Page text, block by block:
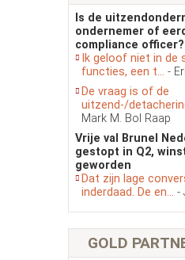
Is de
ondernemer of
compliance officer?
Ik geloof niet in de
functies, een t... -
De vraag is of de
uitzend-/
Mark M. Bol Raap
Vrije val Brunel
gestopt in Q2,
geworden
Dat zijn lage
inderdaad. De en... -
GOLD